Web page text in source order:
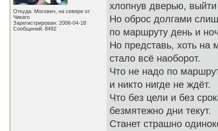
Откуда: Москвич, на севере от
Чикаго
Зарегистрирован: 2006-04-18
Сообщений: 8492
хлопнув дверью,
Но оброс долгами
по маршруту день и
Но представь, хоть на
стало всё наоборот.
Что не надо по
и никто нигде не ждёт.
Что без цели и без
безмятежно дни текут.
Станет страшно